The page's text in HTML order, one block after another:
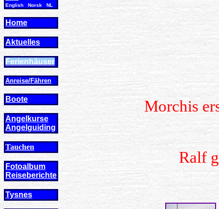
English Norsk NL
Home
Aktuelles
Ferienhäuser
Anreise/Fähren
Boote
Angelkurse
Angel guiding
Tauchen
Fotoalbum
Reiseberichte
Tysnes
Morchis
Ralf